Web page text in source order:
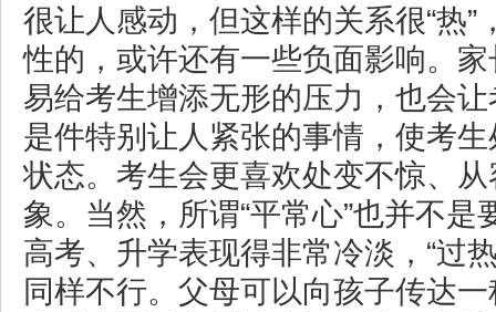
很让人感动，但这样的关系很“热”
性的，或许还有一些负面影响。
易给考生增添无形的压力，也会
是件特别让人紧张的事情，使考
状态。考生会更喜欢处变不惊、
象。当然，所谓“平常心”也并不是
高考、升学表现得非常冷淡，“过
同样不行。父母可以向孩子传达